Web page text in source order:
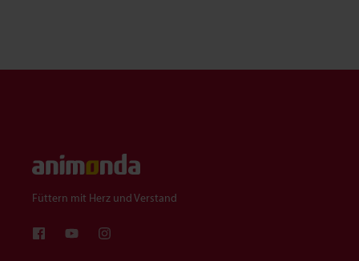
Füttern mit Herz und Verstand